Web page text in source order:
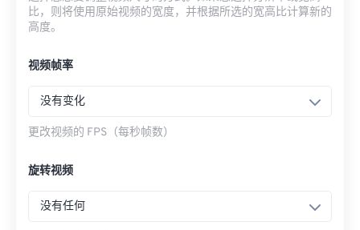
比，则将使用原始视频的宽度，并根据所选的宽高比计算新的
高度。
视频帧率
没有变化
更改视频的 FPS（每秒帧数）
旋转视频
没有任何